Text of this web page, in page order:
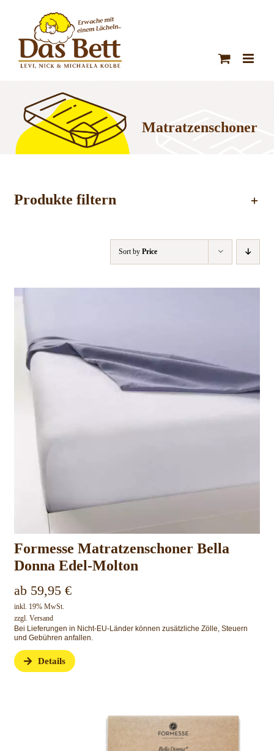
Matratzenschoner
Produkte filtern
Sort byPrice
Formesse Matratzenschoner Bella
Donna Edel-Molton
ab 59,95 €
inkl. 19% MwSt.
zzgl. Versand
Bei Lieferungen in Nicht-EU-Länder können zusätzliche Zölle, Steuern
und Gebühren anfallen.
Details